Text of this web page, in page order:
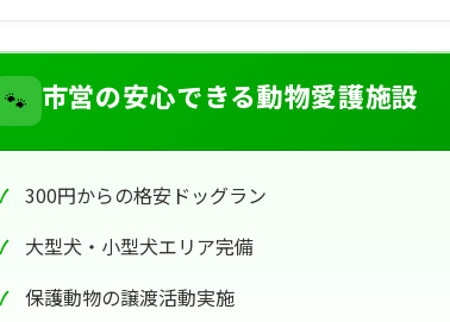
🐾 市営の安心できる動物愛護施設
300円からの格安ドッグラン
大型犬・小型犬エリア完備
保護動物の譲渡活動実施